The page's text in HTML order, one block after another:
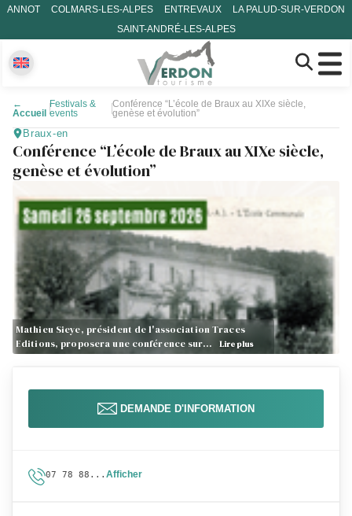
ANNOT COLMARS-LES-ALPES ENTREVAUX
LA PALUD-SUR-VERDON
SAINT-ANDRÉ-LES-ALPES
←
Accueil
Festivals &
events
Conférence “L’école de Braux au XIXe siècle,
genèse et évolution”
Braux-en
Conférence “L’école de Braux au XIXe siècle,
genèse et évolution”
Mathieu Sieye, président de l'association Traces
Editions, proposera une conférence sur…
Lire plus
DEMANDE D'INFORMATION
07 78 88... Afficher